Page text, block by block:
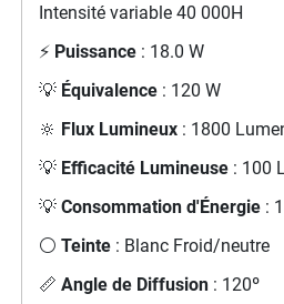
Intensité variable 40 000H
⚡ Puissance: 18.0 W
💡 Équivalence: 120 W
🔆 Flux Lumineux: 1800
💡 Efficacité Lumineuse: 100
💡 Consommation d'Énergie:
⚪ Teinte: Blanc Froid/neutre
📏 Angle de Diffusion: 120º